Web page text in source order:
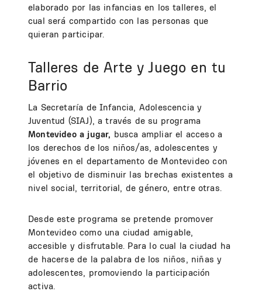
elaborado por las infancias en los talleres, el
cual será compartido con las personas que
quieran participar.
Talleres de Arte y Juego en tu
Barrio
La Secretaría de Infancia, Adolescencia y
Juventud (SIAJ), a través de su programa
Montevideo a jugar, busca ampliar el acceso a
los derechos de los niños/as, adolescentes y
jóvenes en el departamento de Montevideo con
el objetivo de disminuir las brechas existentes a
nivel social, territorial, de género, entre otras.
Desde este programa se pretende promover
Montevideo como una ciudad amigable,
accesible y disfrutable. Para lo cual la ciudad ha
de hacerse de la palabra de los niños, niñas y
adolescentes, promoviendo la participación
activa.